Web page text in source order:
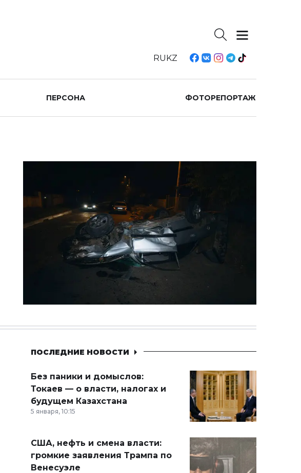
RUKZ
ПЕРСОНА ФОТОРЕПОРТАЖ
ПОСЛЕДНИЕ НОВОСТИ
Без паники и домыслов:
Токаев — о власти, налогах и
будущем Казахстана
5 января, 10:15
США, нефть и смена власти:
громкие заявления Трампа по
Венесуэле